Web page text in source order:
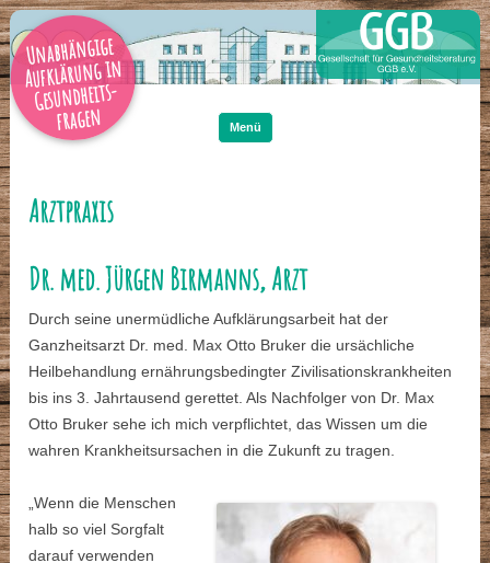
Unabhängige
Aufklärung in
Gesundheits-
fragen Menü
Arztpraxis
Dr. med. Jürgen Birmanns, Arzt
Durch seine unermüdliche Aufklärungsarbeit hat der
Ganzheitsarzt Dr. med. Max Otto Bruker die ursächliche
Heilbehandlung ernährungsbedingter Zivilisationskrankheiten
bis ins 3. Jahrtausend gerettet. Als Nachfolger von Dr. Max
Otto Bruker sehe ich mich verpflichtet, das Wissen um die
wahren Krankheitsursachen in die Zukunft zu tragen.
„Wenn die Menschen
halb so viel Sorgfalt
darauf verwenden